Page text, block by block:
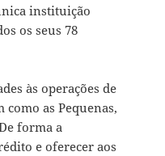
instituição
os seus 78
às operações de
como as Pequenas,
forma a
e oferecer aos